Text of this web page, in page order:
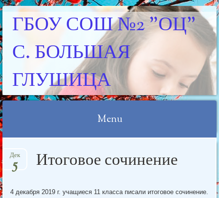
ГБОУ СОШ №2 "ОЦ"
С. БОЛЬШАЯ
ГЛУШИЦА
Menu
to
content
Итоговое сочинение
Дек
5
4 декабря 2019 г. учащиеся 11 класса писали итоговое сочинение.